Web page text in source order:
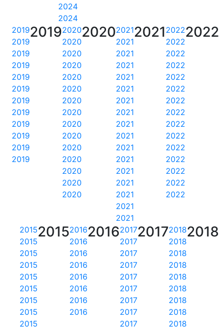
2024
2024
2022
2022
2022
2022
2022
2022
2022
2022
2022
2022
2022
2022
2022
2022
2022
2022
2021
2021
2021
2021
2021
2021
2021
2021
2021
2021
2021
2021
2021
2021
2021
2021
2021
2021
2020
2020
2020
2020
2020
2020
2020
2020
2020
2020
2020
2020
2020
2020
2020
2020
2019
2019
2019
2019
2019
2019
2019
2019
2019
2019
2019
2019
2019
2018
2018
2018
2018
2018
2018
2018
2018
2018
2018
2017
2017
2017
2017
2017
2017
2017
2017
2017
2017
2016
2016
2016
2016
2016
2016
2016
2016
2016
2015
2015
2015
2015
2015
2015
2015
2015
2015
2015